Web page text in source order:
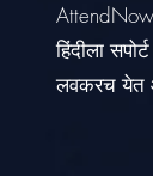
हिंदीला
लवकरच येत